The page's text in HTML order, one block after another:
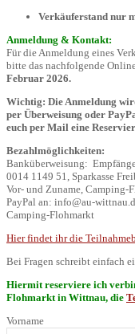
Verkäuferstand nur
Anmeldung & Kontakt:
Für die Anmeldung eines
bitte das nachfolgende
Februar 2026.
Wichtig: Die Anmeldung
per Überweisung oder
euch per Mail eine
Bezahlmöglichkeiten:
Banküberweisung:
0014 1149 51, Sparkasse
Vor- und Zuname, Camping-
PayPal an: info@au-
Camping-Flohmarkt
Hier findet ihr die
Bei Fragen schreibt einfach
Hiermit reserviere ich
Flohmarkt in Wittnau, die
Vorname